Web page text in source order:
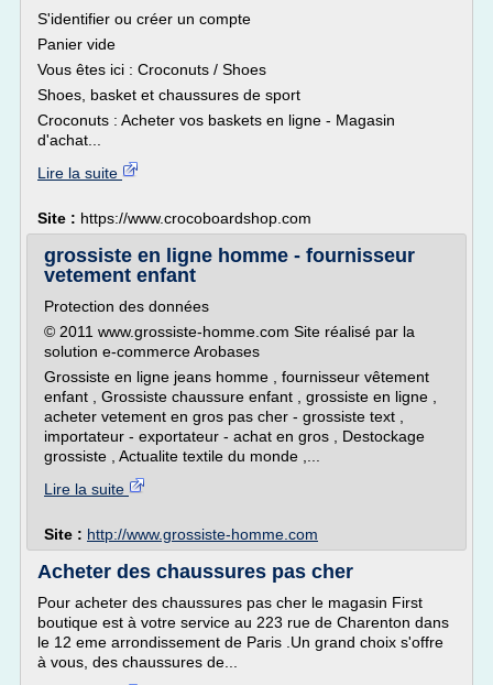
S'identifier ou créer un compte
Panier vide
Vous êtes ici : Croconuts / Shoes
Shoes, basket et chaussures de sport
Croconuts : Acheter vos baskets en ligne - Magasin
d'achat...
Lire la suite
Site : https://www.crocoboardshop.com
grossiste en ligne homme - fournisseur
vetement enfant
Protection des données
© 2011 www.grossiste-homme.com Site réalisé par la
solution e-commerce Arobases
Grossiste en ligne jeans homme , fournisseur vêtement
enfant , Grossiste chaussure enfant , grossiste en ligne ,
acheter vetement en gros pas cher - grossiste text ,
importateur - exportateur - achat en gros , Destockage
grossiste , Actualite textile du monde ,...
Lire la suite
Site : http://www.grossiste-homme.com
Acheter des chaussures pas cher
Pour acheter des chaussures pas cher le magasin First
boutique est à votre service au 223 rue de Charenton dans
le 12 eme arrondissement de Paris .Un grand choix s'offre
à vous, des chaussures de...